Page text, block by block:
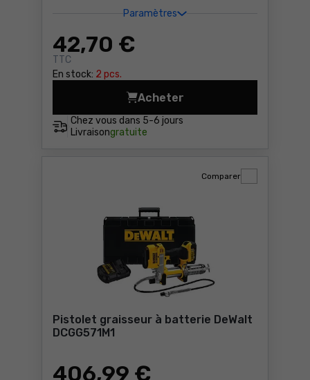
Paramètres
42,70 €
TTC
En stock: 2 pcs.
Chez vous dans 5-6 jours
Livraisongratuite
Acheter
Pompe à graisse 500ml
Pistolet graisseur à batterie DeWalt
DCGG571M1
406,99 €
Comparer